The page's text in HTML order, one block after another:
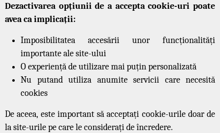
Dezactivarea opțiunii de a accepta cookie-uri poate
avea ca implicații:
Imposibilitatea accesării unor funcționalități
importante ale site-ului
O experiență de utilizare mai puțin personalizată
Nu putand utiliza anumite servicii care necesită
cookies
De aceea, este important să acceptați cookie-urile doar de
la site-urile pe care le considerați de încredere.